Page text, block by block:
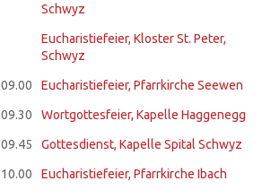
Schwyz
Eucharistiefeier, Kloster St. Peter,
Schwyz
09.00 Eucharistiefeier, Pfarrkirche Seewen
09.30 Wortgottesfeier, Kapelle Haggenegg
09.45 Gottesdienst, Kapelle Spital Schwyz
10.00 Eucharistiefeier, Pfarrkirche Ibach